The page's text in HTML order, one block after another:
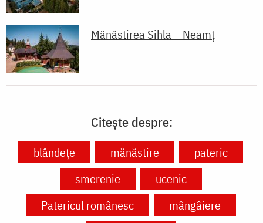
Mănăstirea Sihla – Neamț
Citește despre:
blândețe mănăstire
pateric
smerenie
ucenic
Patericul românesc
mângâiere